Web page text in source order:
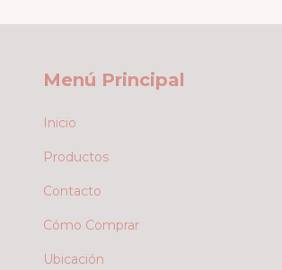
Menú Principal
Inicio
Productos
Contacto
Cómo Comprar
Ubicación